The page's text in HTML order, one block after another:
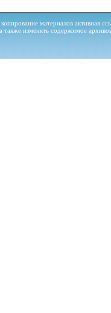
материалов активная
также изменять содержимое